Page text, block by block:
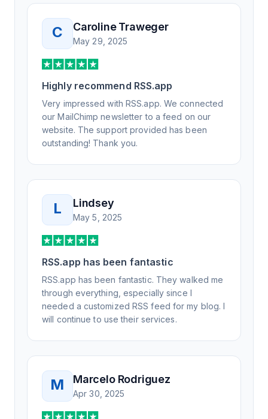
day, but I spoke to someone who was
knowledgeable, kind, and clearly wanted to
understand the issue. It has been a few
weeks, but after many revisions and direct
support, all of my release notes are in a way
that my users understand and find value in.
Honestly, it has been an exceptional
experience, and I will be pushing everyone I
know to RSS.app for their RSS needs.
C Caroline Traweger
May 29, 2025
Highly recommend RSS.app
Very impressed with RSS.app. We connected
our MailChimp newsletter to a feed on our
website. The support provided has been
outstanding! Thank you.
L Lindsey
May 5, 2025
RSS.app has been fantastic
RSS.app has been fantastic. They walked me
through everything, especially since I
needed a customized RSS feed for my blog. I
will continue to use their services.
M Marcelo Rodriguez
Apr 30, 2025